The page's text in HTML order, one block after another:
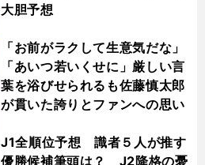
大胆予想
「お前がラクして生意気だな」
「あいつ若いくせに」厳しい言
葉を浴びせられるも佐藤慎太郎
が貫いた誇りとファンへの思い
J1全順位予想 識者５人が推す
優勝候補筆頭は？ J2降格の憂